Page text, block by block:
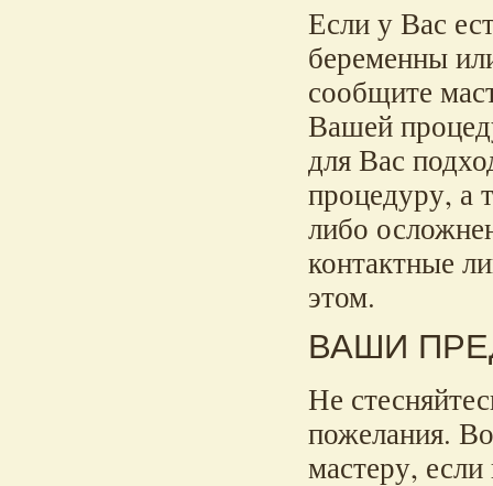
Если у Вас
беременны
сообщите
Вашей
для Вас
процедуру, а
либо
контактные
этом.
ВАШИ
Не
пожелания.
мастеру,